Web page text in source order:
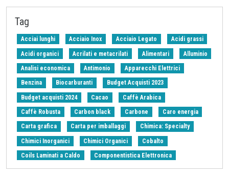
Tariffe sulle importazioni
Tag
Acciai lunghi Acciaio Inox Acciaio Legato Acidi grassi
Acidi organici Acrilati e metacrilati Alimentari Alluminio
Analisi economica Antimonio Apparecchi Elettrici
Benzina Biocarburanti Budget Acquisti 2023
Budget acquisti 2024 Cacao Caffè Arabica
Caffè Robusta Carbon black Carbone Caro energia
Carta grafica Carta per imballaggi Chimica: Specialty
Chimici Inorganici Chimici Organici Cobalto
Coils Laminati a Caldo Componentistica Elettronica
Copolimeri di ABS Copolimeri di SAN Cotone